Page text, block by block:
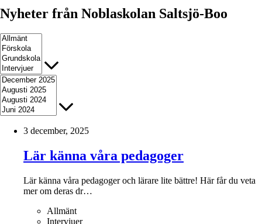
Nyheter från Noblaskolan Saltsjö-Boo
3 december, 2025
Lär känna våra pedagoger
Lär känna våra pedagoger och lärare lite bättre! Här får du veta
mer om deras dr…
Allmänt
Intervjuer